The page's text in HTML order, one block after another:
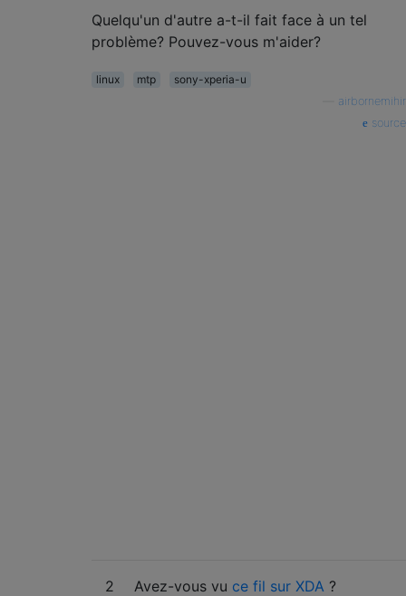
Quelqu'un d'autre a-t-il fait face à un tel
problème? Pouvez-vous m'aider?
linux mtp
sony-xperia-u
airbornemihir
source
2 Avez-vous vu ce fil sur XDA ?